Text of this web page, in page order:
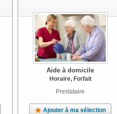
Aide à domicile
Horaire, Forfait
Prestataire
Ajouter à ma sélection